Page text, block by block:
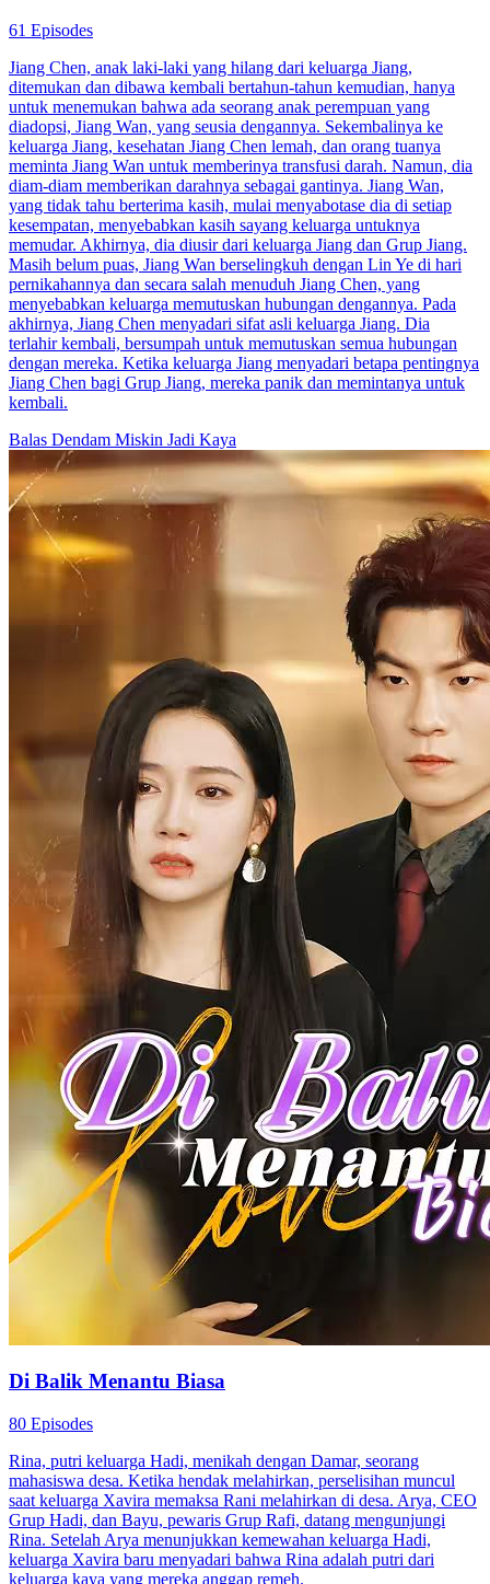
61 Episodes
Jiang Chen, anak laki-laki yang hilang dari keluarga Jiang,
ditemukan dan dibawa kembali bertahun-tahun kemudian, hanya
untuk menemukan bahwa ada seorang anak perempuan yang
diadopsi, Jiang Wan, yang seusia dengannya. Sekembalinya ke
keluarga Jiang, kesehatan Jiang Chen lemah, dan orang tuanya
meminta Jiang Wan untuk memberinya transfusi darah. Namun, dia
diam-diam memberikan darahnya sebagai gantinya. Jiang Wan,
yang tidak tahu berterima kasih, mulai menyabotase dia di setiap
kesempatan, menyebabkan kasih sayang keluarga untuknya
memudar. Akhirnya, dia diusir dari keluarga Jiang dan Grup Jiang.
Masih belum puas, Jiang Wan berselingkuh dengan Lin Ye di hari
pernikahannya dan secara salah menuduh Jiang Chen, yang
menyebabkan keluarga memutuskan hubungan dengannya. Pada
akhirnya, Jiang Chen menyadari sifat asli keluarga Jiang. Dia
terlahir kembali, bersumpah untuk memutuskan semua hubungan
dengan mereka. Ketika keluarga Jiang menyadari betapa pentingnya
Jiang Chen bagi Grup Jiang, mereka panik dan memintanya untuk
kembali.
Balas Dendam Miskin Jadi Kaya
Di Balik Menantu Biasa
80 Episodes
Rina, putri keluarga Hadi, menikah dengan Damar, seorang
mahasiswa desa. Ketika hendak melahirkan, perselisihan muncul
saat keluarga Xavira memaksa Rani melahirkan di desa. Arya, CEO
Grup Hadi, dan Bayu, pewaris Grup Rafi, datang mengunjungi
Rina. Setelah Arya menunjukkan kemewahan keluarga Hadi,
keluarga Xavira baru menyadari bahwa Rina adalah putri dari
keluarga kaya yang mereka anggap remeh.